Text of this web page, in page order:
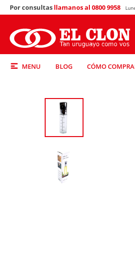
MENU BLOG CÓMO
Por consultas llamanos al 0800 9958